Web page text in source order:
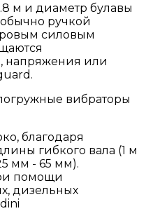
м и диаметр булавы
ручкой
силовым
напряжения или
вибраторы
благодаря
гибкого вала (1 м
мм - 65 мм).
помощи
дизельных